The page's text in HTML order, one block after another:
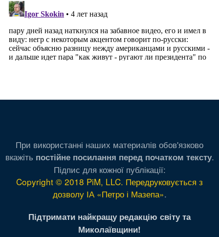
При використанні наших материалів обов'язково
вкажіть постійне посилання перед початком тексту.
Підпис для кожної публікації:
Copyright © 2018 PiM, LLC. Передруковується з
дозволу ІА «Петро і Мазепа».
Підтримати найкращу редакцію світу та
Миколаївщини!